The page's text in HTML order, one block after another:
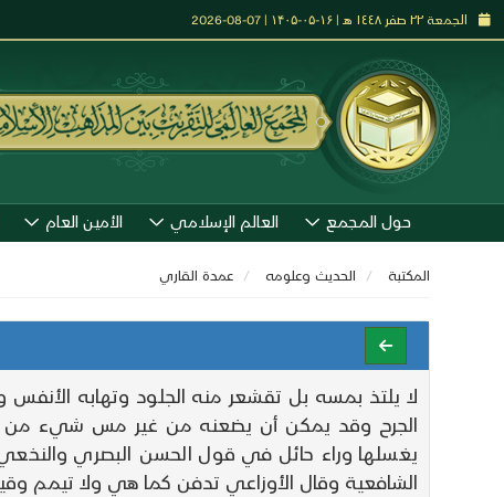
الجمعة ٢٢ صفر ١٤٤٨ هـ | ۱۶-۰۵-۱۴۰۵ | 07-08-2026
حول المجمع العالم الإسلامي الأمين العام
المكتبة الحديث وعلومه عمدة القاري
لا يلتذ بمسه بل تقشعر منه الجلود وتهابه
الجرح وقد يمكن أن يضعنه من غير مس شيء من
يغسلها وراء حائل في قول الحسن البصري
الشافعية وقال الأوزاعي تدفن كما هي ولا تيمم